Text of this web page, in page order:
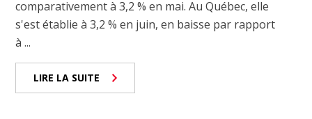
comparativement à 3,2 % en mai. Au Québec, elle
s'est établie à 3,2 % en juin, en baisse par rapport
à ...
LIRE LA SUITE